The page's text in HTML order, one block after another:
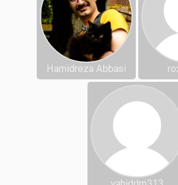
Hamidreza Abbasi